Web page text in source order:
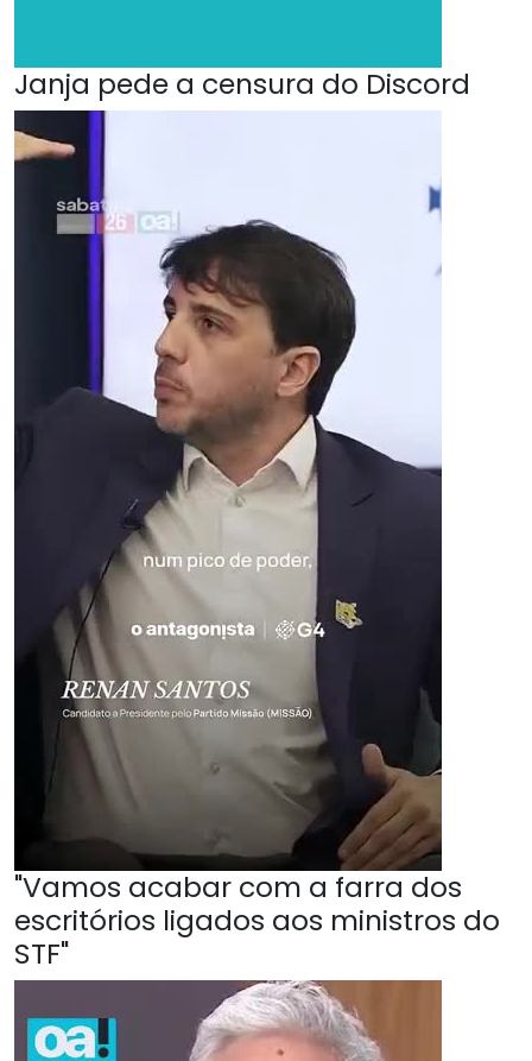
Janja pede a censura do Discord
"Vamos acabar com a farra dos
escritórios ligados aos ministros do
STF"